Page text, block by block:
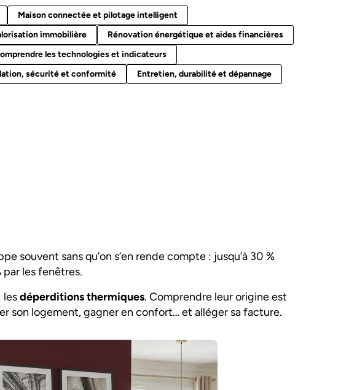
Maison connectée et pilotage intelligent
immobilière
Rénovation énergétique et aides financières
les technologies et indicateurs
sécurité et conformité Entretien, durabilité et dépannage
souvent sans qu’on s’en rende compte : jusqu’à 30 %
par les fenêtres.
lesdéperditions thermiques. Comprendre leur origine est
son logement, gagner en confort… et alléger sa facture.